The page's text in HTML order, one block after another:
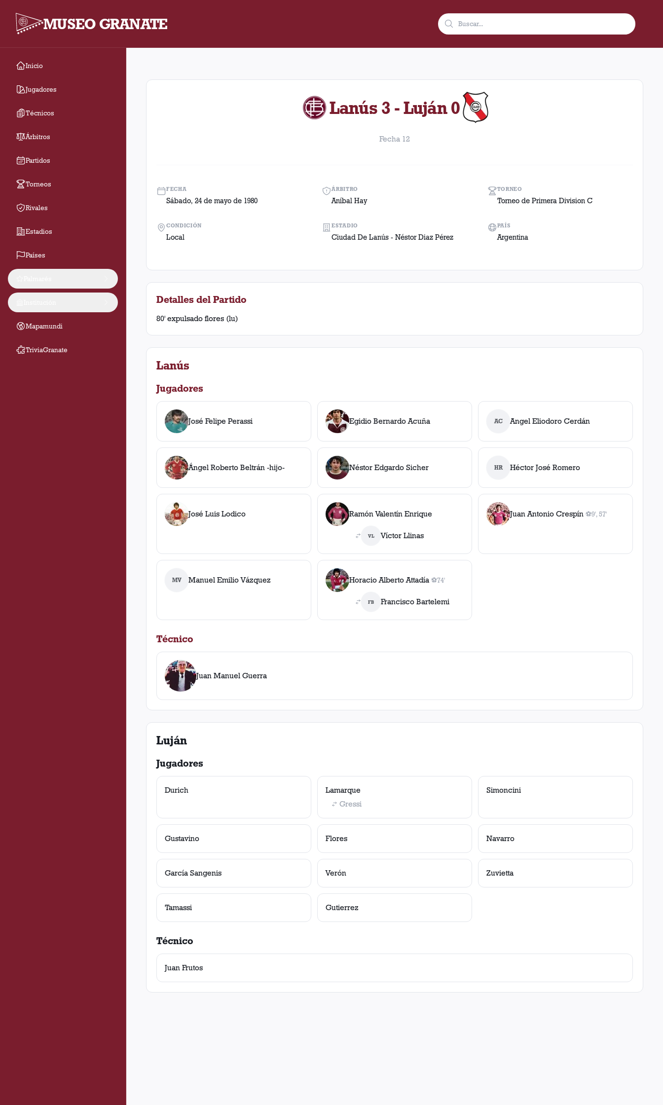
MUSEO GRANATE
Inicio
Jugadores
Técnicos
Árbitros
Partidos
Torneos
Rivales
Estadios
Países
Mapamundi
TriviaGranate
Fecha 12. Partido entre Lanús y Luján disputado el Sábado, 24 de mayo de 1980 en condición de local en el estadio Ciudad De Lanús - Néstor Diaz
Lanús 3 - Luján 0
Fecha 12
FECHA
Sábado, 24 de mayo de 1980
ÁRBITRO
Aníbal Hay
TORNEO
Torneo de Primera Division C
CONDICIÓN
Local
ESTADIO
Ciudad De Lanús - Néstor Diaz Pérez
PAÍS
Argentina
Detalles del Partido
80' expulsado flores (lu)
Lanús
Jugadores
José Felipe Perassi Egidio Bernardo Acuña AC Angel Eliodoro Cerdán
Ángel Roberto Beltrán -hijo- Néstor Edgardo Sicher HR Héctor José Romero
José Luis Lodico Ramón Valentín Enrique
VL Víctor Llinas
Juan Antonio Crespín ⚽
2goles
9', 57'
MV Manuel Emilio Vázquez Horacio Alberto Attadía ⚽
1gol
74'
FB Francisco Bartelemi
Técnico
Juan Manuel Guerra
Luján
Jugadores
Durich
Lamarque
Gressi
Simoncini
Gustavino Flores Navarro
García Sangenis Verón Zuvietta
Tamassi Gutierrez
Técnico
Juan Frutos